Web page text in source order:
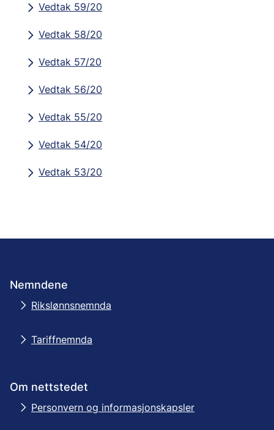
Vedtak 59/20
Vedtak 58/20
Vedtak 57/20
Vedtak 56/20
Vedtak 55/20
Vedtak 54/20
Vedtak 53/20
Nemndene
Rikslønnsnemnda
Tariffnemnda
Om nettstedet
Personvern og informasjonskapsler